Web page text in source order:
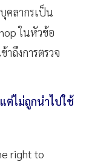
คลากรเป็น
ในหัวข้อ
ถึงการตรวจ
ต่ไม่ถูกนำไปใช้
right to